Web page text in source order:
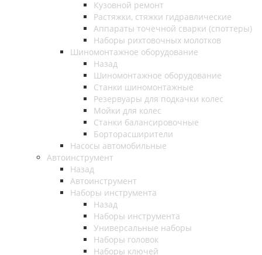
Кузовной ремонт
Растяжки, стяжки гидравлические
Аппараты точечной сварки (споттеры)
Наборы рихтовочных молотков
Шиномонтажное оборудование
Назад
Шиномонтажное оборудование
Станки шиномонтажные
Резервуары для подкачки колес
Мойки для колес
Станки балансировочные
Борторасширители
Насосы автомобильные
Автоинструмент
Назад
Автоинструмент
Наборы инструмента
Назад
Наборы инструмента
Универсальные наборы
Наборы головок
Наборы ключей